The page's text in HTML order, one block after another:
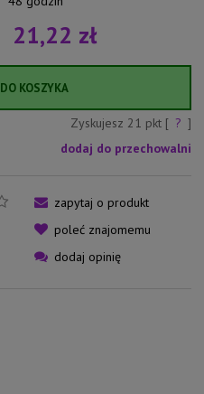
21,22 zł
DO KOSZYKA
Zyskujesz 21 pkt [ ? ]
dodaj do przechowalni
zapytaj o produkt
poleć znajomemu
dodaj opinię